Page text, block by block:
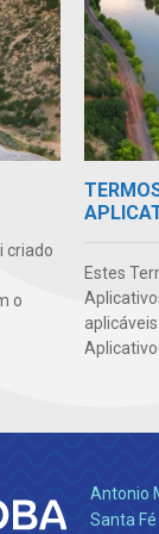
criado
o
Estes
Antonio
Santa